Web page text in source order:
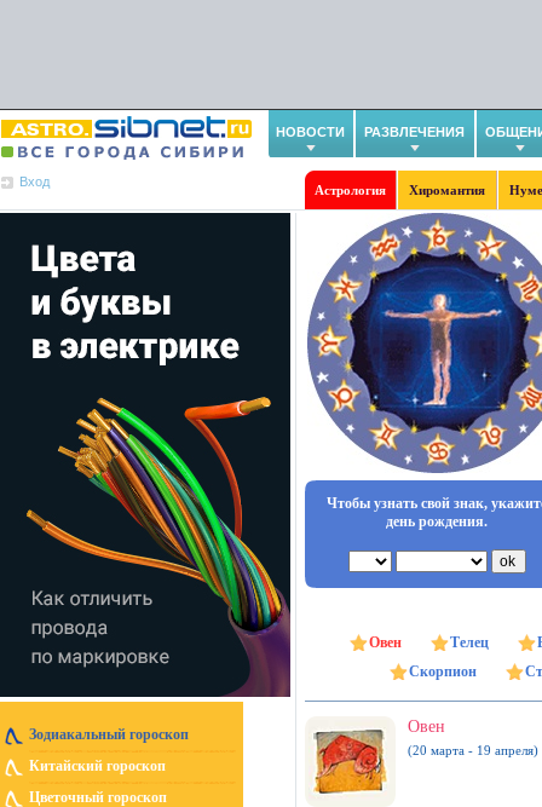
НОВОСТИ РАЗВЛЕЧЕНИЯ
Вход
Астрология Хиромантия
Зодиакальный гороскоп
Китайский гороскоп
Цветочный гороскоп
Чтобы узнать свой знак,
день рождения.
Овен Телец
Скорпион
Овен
(20 марта - 19 апреля)